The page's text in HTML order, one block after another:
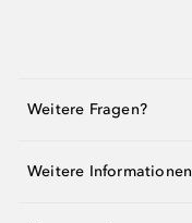
Weitere Fragen?
Weitere Informationen